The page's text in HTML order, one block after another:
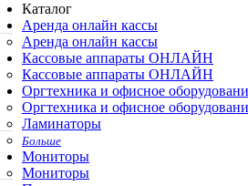
Каталог
Аренда онлайн кассы
Аренда онлайн кассы
Кассовые аппараты ОНЛАЙН
Кассовые аппараты ОНЛАЙН
Оргтехника и офисное
Оргтехника и офисное
Ламинаторы
Больше
Мониторы
Мониторы